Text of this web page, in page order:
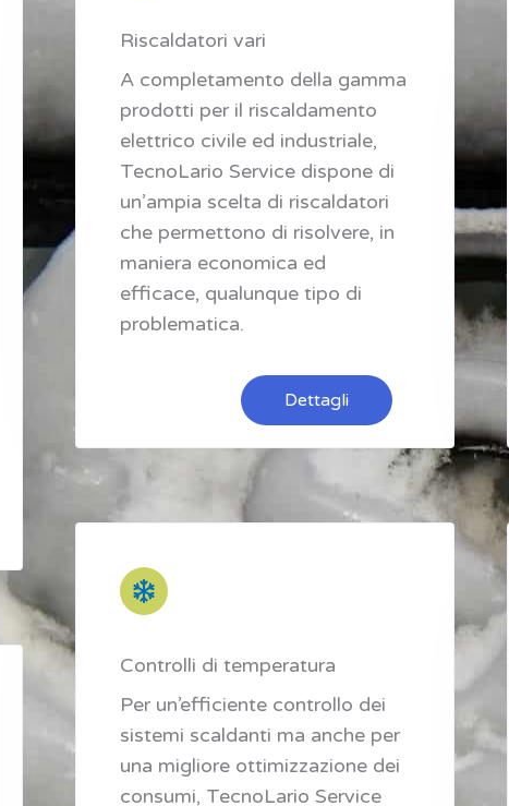
Riscaldatori vari
A completamento della gamma
prodotti per il riscaldamento
elettrico civile ed industriale,
TecnoLario Service dispone di
un’ampia scelta di riscaldatori
che permettono di risolvere, in
maniera economica ed
efficace, qualunque tipo di
problematica.
Dettagli
Controlli di temperatura
Per un’efficiente controllo dei
sistemi scaldanti ma anche per
una migliore ottimizzazione dei
consumi, TecnoLario Service